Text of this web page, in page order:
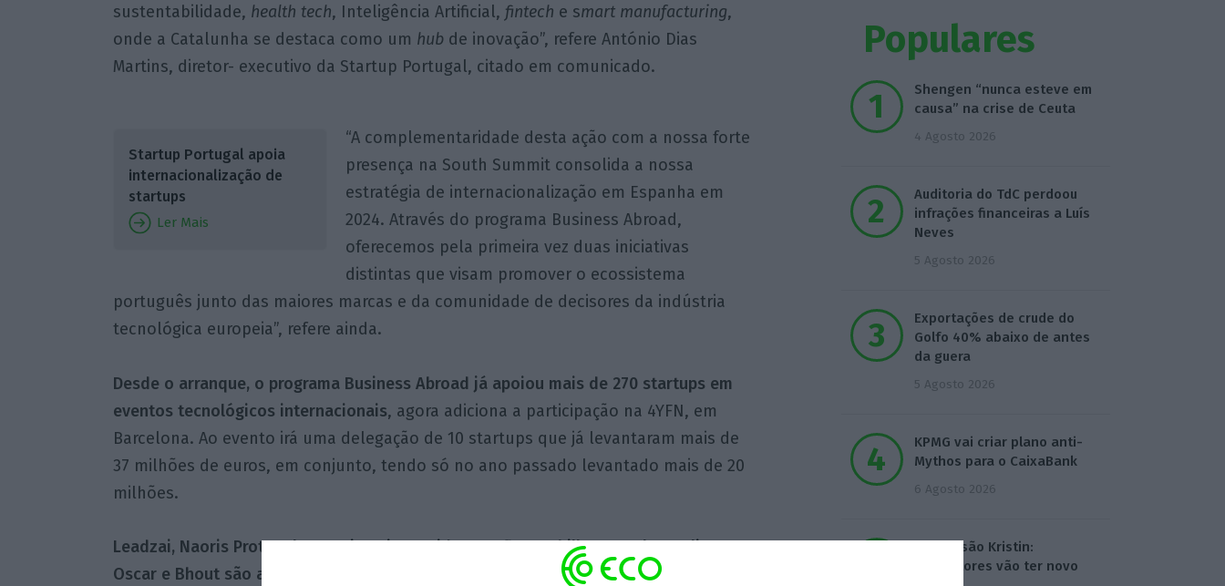
sustentabilidade, health tech, Inteligência Artificial, fintech e smartmanufacturing,
onde a Catalunha se destaca como um hubde inovação”, refere António Dias
Martins, diretor- executivo da Startup Portugal, citado em comunicado.
Startup Portugal apoia
internacionalização de
startups
Ler Mais
“A complementaridade desta ação com a nossa forte
presença na South Summit consolida a nossa
estratégia de internacionalização em Espanha em
2024. Através do programa Business Abroad,
oferecemos pela primeira vez duas iniciativas
distintas que visam promover o ecossistema
português junto das maiores marcas e da comunidade de decisores da indústria
tecnológica europeia”, refere ainda.
Desde o arranque, o programa Business Abroad já apoiou mais de 270 startups em
eventos tecnológicos internacionais, agora adiciona a participação na 4YFN, em
Barcelona. Ao evento irá uma delegação de 10 startups que já levantaram mais de
37 milhões de euros, em conjunto, tendo só no ano passado levantado mais de 20
milhões.
Leadzai, Naoris Protocol, GoParity, Biometrid,Coverflex, Uphill, Orgavalue, Enline,
Oscar e Bhout são as startups que compõem a delegação.
Populares
Shengen “nunca esteve em
causa” na crise de Ceuta
4 Agosto 2026
Auditoria do TdC perdoou
infrações financeiras a Luís
Neves
5 Agosto 2026
Exportações de crude do
Golfo 40% abaixo de antes
da guera
5 Agosto 2026
KPMG vai criar plano anti-
Mythos para o CaixaBank
6 Agosto 2026
Depressão Kristin:
Agricultores vão ter novo